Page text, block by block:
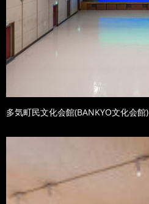
多気町民文化会館(BANKYO文化会館)